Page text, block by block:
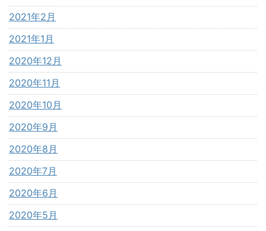
2021年2月
2021年1月
2020年12月
2020年11月
2020年10月
2020年9月
2020年8月
2020年7月
2020年6月
2020年5月